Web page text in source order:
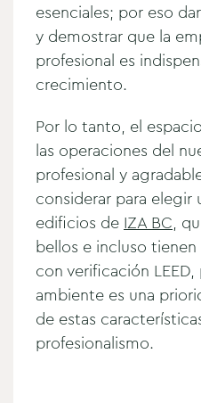
esenciales; por eso
y demostrar que la
profesional es
crecimiento.
Por lo tanto, el
las operaciones del
profesional y
considerar para elegir
edificios de IZA BC,
bellos e incluso
con verificación
ambiente es una
de estas
profesionalismo.